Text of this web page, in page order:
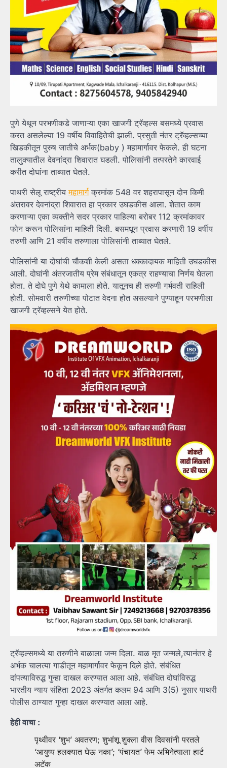
पुणे येथून परभणीकडे जाणाऱ्या एका खाजगी ट्रॅव्हल्स बसमध्ये प्रवास
करत असलेल्या 19 वर्षीय विवाहितेची झाली. प्रसुती नंतर ट्रॅव्हल्सच्या
खिडकीतून पुरुष जातीचे अर्भक(baby ) महामार्गावर फेकले. ही घटना
तालुक्यातील देवनांद्रा शिवारात घडली. पोलिसांनी तत्परतेने कारवाई
करीत दोघांना ताब्यात घेतले.
पाथरी सेलू राष्ट्रीयमहामार्गक्रमांक 548 वर शहरापासून दोन किमी
अंतरावर देवनांद्रा शिवारात हा प्रकार उघडकीस आला. शेतात काम
करणाऱ्या एका व्यक्तीने सदर प्रकार पाहिल्या बरोबर 112 क्रमांकावर
फोन करून पोलिसांना माहिती दिली. बसमधून प्रवास करणारी 19 वर्षीय
तरुणी आणि 21 वर्षीय तरुणाला पोलिसांनी ताब्यात घेतले.
पोलिसांनी या दोघांची चौकशी केली असता धक्कादायक माहिती उघडकीस
आली. दोघांनी अंतरजातीय प्रेम संबंधातून एकत्र राहण्याचा निर्णय घेतला
होता. ते दोघे पुणे येथे कामाला होते. यातूनच ही तरुणी गर्भवती राहिली
होती. सोमवारी तरुणीच्या पोटात वेदना होत असल्याने पुण्याहून परभणीला
खाजगी ट्रॅव्हल्सने येत होते.
ट्रॅव्हल्समध्ये या तरुणीने बाळाला जन्म दिला. बाळ मृत जन्मले,त्यानंतर हे
अर्भक चालत्या गाडीतून महामार्गावर फेकून दिले होते. संबंधित
दांपत्याविरुद्ध गुन्हा दाखल करण्यात आला आहे. संबंधित दोघांविरुद्ध
भारतीय न्याय संहिता 2023 अंतर्गत कलम 94 आणि 3(5) नुसार पाथरी
पोलीस ठाण्यात गुन्हा दाखल करण्यात आला आहे.
हेही वाचा :
पृथ्वीवर ‘शुभ’ अवतरण; शुभांशू शुक्ला वीस दिवसांनी परतले
‘आयुष्य हलक्यात घेऊ नका’; ‘पंचायत’ फेम अभिनेत्याला हार्ट
अटॅक